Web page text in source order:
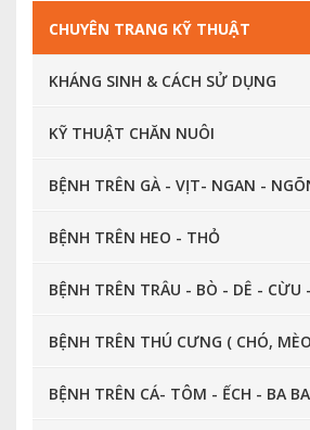
CHUYÊN TRANG KỸ THUẬT
KHÁNG SINH & CÁCH SỬ DỤNG
KỸ THUẬT CHĂN NUÔI
BỆNH TRÊN GÀ - VỊT- NGAN -
CHIM CÚT ...
BỆNH TRÊN HEO - THỎ
BỆNH TRÊN TRÂU - BÒ - DÊ - CỪU
BỆNH TRÊN THÚ CƯNG ( CHÓ,
CẢNH, CÁ CẢNH ... )
BỆNH TRÊN CÁ- TÔM - ẾCH - BA